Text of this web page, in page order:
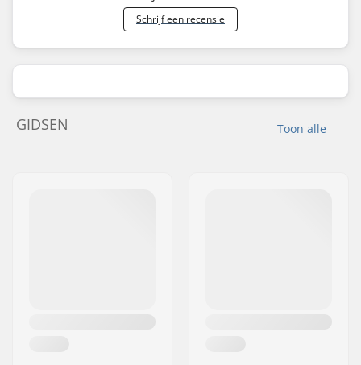
Schrijf een recensie
Toon alle
GIDSEN